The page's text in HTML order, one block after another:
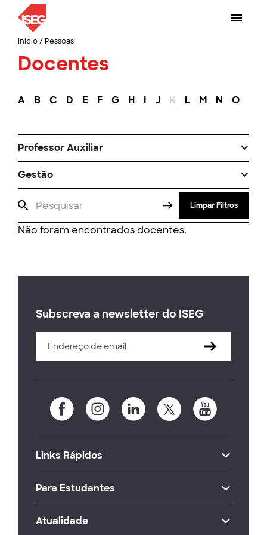
Início/ Pessoas
Docentes
A B C D E F G H I J K L M N O
Professor Auxiliar
Gestão
Limpar Filtros
Não foram encontrados docentes.
Subscreva a newsletter do ISEG
Links Rápidos
Para Estudantes
Atualidade